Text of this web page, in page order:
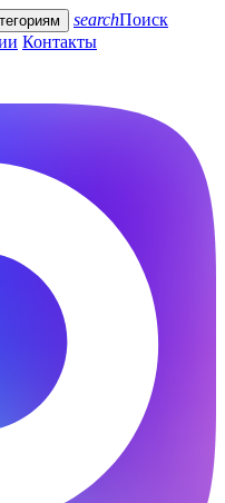
searchПоиск
Контакты